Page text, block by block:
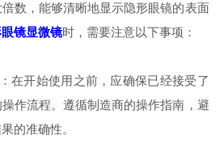
数，能够清晰地显示隐形眼镜的表面
眼镜显微镜时，需要注意以下事项：
开始使用之前，应确保已经接受了
作流程。遵循制造商的操作指南，避
的准确性。